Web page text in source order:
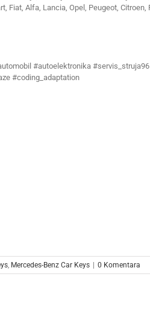
Fiat, Alfa, Lancia, Opel, Peugeot, Citroen,
#autoelektronika
#coding_adaptation
Mercedes-Benz Car Keys | 0 Komentara